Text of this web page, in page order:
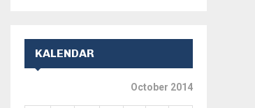
KALENDAR
October 2014